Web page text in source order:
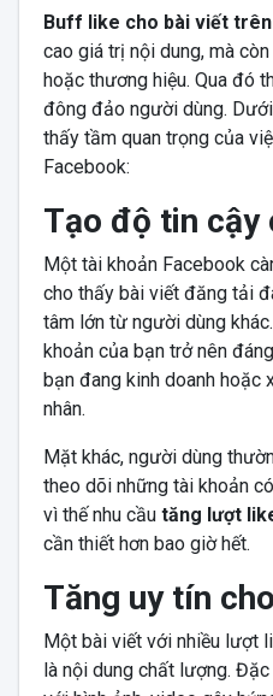
Buff like cho bài viết
cao giá trị nội dung, mà
hoặc thương hiệu. Qua đó
đông đảo người dùng.
thấy tầm quan trọng của
Facebook:
Tạo độ tin cậy
Một tài khoản Facebook
cho thấy bài viết đăng tải
tâm lớn từ người dùng
khoản của bạn trở nên
bạn đang kinh doanh hoặc
nhân.
Mặt khác, người dùng
theo dõi những tài khoản
vì thế nhu cầu tăng lượt
cần thiết hơn bao giờ hết.
Tăng uy tín
Một bài viết với nhiều lượt
là nội dung chất lượng.